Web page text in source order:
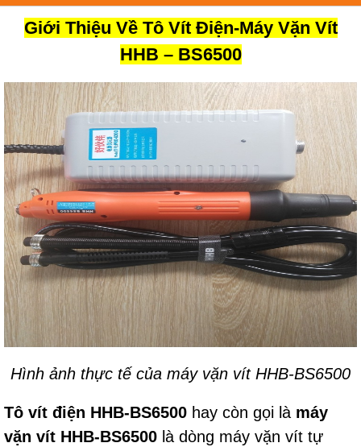
Giới Thiệu Về Tô Vít Điện-Máy Vặn Vít
HHB – BS6500
Hình ảnh thực tế của máy vặn vít HHB-BS6500
Tô vít điện HHB-BS6500 hay còn gọi là máy
vặn vít HHB-BS6500 là dòng máy vặn vít tự